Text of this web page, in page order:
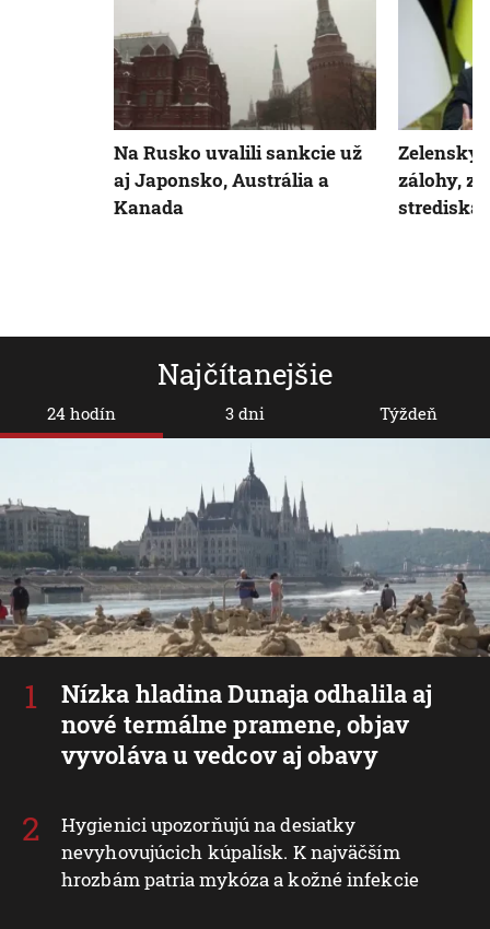
Najčítanejšie
24 hodín
Nízka hladina Dunaja odhalila aj
nové termálne pramene, objav
vyvoláva u vedcov aj obavy
Hygienici upozorňujú na desiatky
nevyhovujúcich kúpalísk. K najväčším
hrozbám patria mykóza a kožné infekcie
3 dni Týždeň
Na Rusko uvalili sankcie už
aj Japonsko, Austrália a
Kanada
zálohy,
strediská